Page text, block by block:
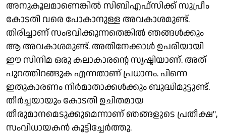
അനുകൂലമാണെങ്കില്‍ സിബിഎഫ്‌സിക്ക് സുപ്രീം
കോടതി വരെ പോകാനുള്ള അവകാശമുണ്ട്.
തിരിച്ചാണ് സംഭവിക്കുന്നതെങ്കില്‍ ഞങ്ങള്‍ക്കും
ആ അവകാശമുണ്ട്. അതിനേക്കാള്‍ ഉപരിയായി
ഈ സിനിമ ഒരു കലാകാരന്റെ സൃഷ്ടിയാണ്. അത്
പുറത്തിറങ്ങുക എന്നതാണ് പ്രധാനം. പിന്നെ
ഇതുകാരണം നിര്‍മാതാക്കള്‍ക്കും ബുദ്ധിമുട്ടുണ്ട്.
തീര്‍ച്ചയായും കോടതി ഉചിതമായ
തീരുമാനമെടുക്കുമെന്നാണ് ഞങ്ങളുടെ പ്രതീക്ഷ",
സംവിധായകന്‍ കൂട്ടിച്ചേര്‍ത്തു.